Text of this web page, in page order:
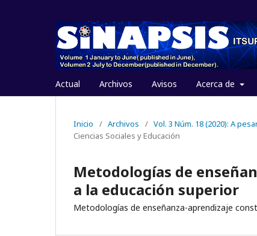
Actual Archivos Avisos Acerca de
Inicio / Archivos / Vol. 3 Núm. 18 (2020): A
Ciencias Sociales y Educación
Metodologías de
a la educación superior
Metodologías de enseñanza-aprendizaje